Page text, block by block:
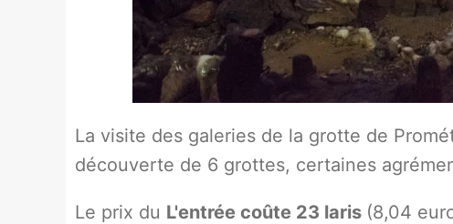
La visite des galeries de la grotte de
découverte de 6 grottes, certaines
Le prix du L'entrée coûte 23 laris (8,04